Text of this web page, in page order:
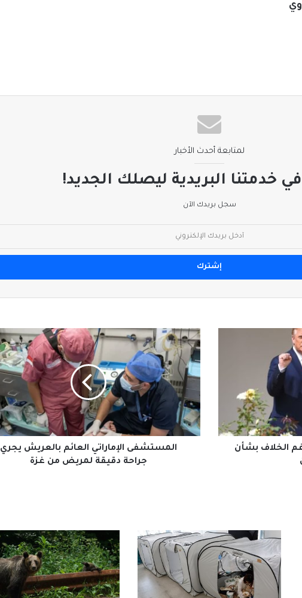
لمتابعة أحدث الأخبار
خدمتنا البريدية ليصلك الجديد!
سجل بريدك الآن
الخلاف بشأن
المستشفى
الإماراتي
العائم
بالعريش
جراحة
دقيقة
لمريض
من
المستشفى الإماراتي العائم بالعريش يجري
جراحة دقيقة لمريض من غزة